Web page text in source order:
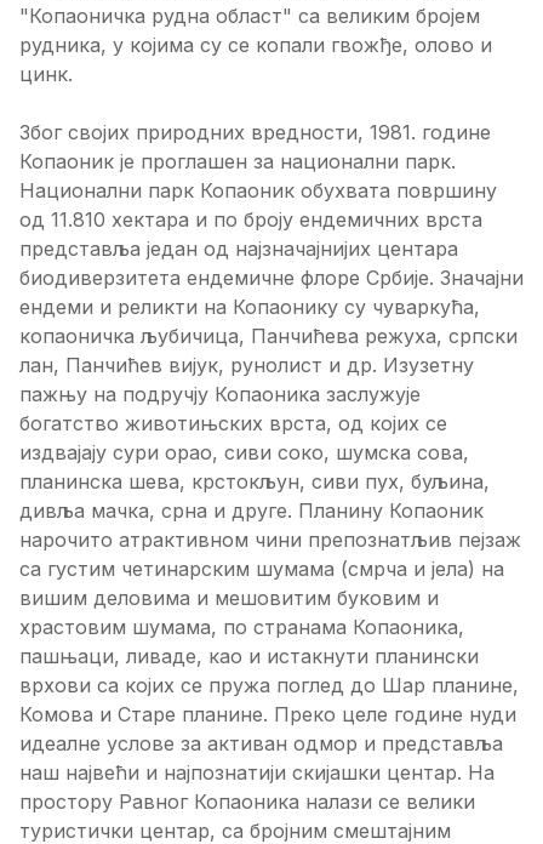
"Копаоничка рудна област" са великим бројем
рудника, у којима су се копали гвожђе, олово и
цинк.
Због својих природних вредности, 1981. године
Копаоник је проглашен за национални парк.
Национални парк Копаоник обухвата површину
од 11.810 хектара и по броју ендемичних врста
представља један од најзначајнијих центара
биодиверзитета ендемичне флоре Србије. Значајни
ендеми и реликти на Копаонику су чуваркућа,
копаоничка љубичица, Панчићева режуха, српски
лан, Панчићев вијук, рунолист и др. Изузетну
пажњу на подручју Копаоника заслужује
богатство животињских врста, од којих се
издвајају сури орао, сиви соко, шумска сова,
планинска шева, крстокљун, сиви пух, буљина,
дивља мачка, срна и друге. Планину Копаоник
нарочито атрактивном чини препознатљив пејзаж
са густим четинарским шумама (смрча и јела) на
вишим деловима и мешовитим буковим и
храстовим шумама, по странама Копаоника,
пашњаци, ливаде, као и истакнути планински
врхови са којих се пружа поглед до Шар планине,
Комова и Старе планине. Преко целе године нуди
идеалне услове за активан одмор и представља
наш највећи и најпознатији скијашки центар. На
простору Равног Копаоника налази се велики
туристички центар, са бројним смештајним